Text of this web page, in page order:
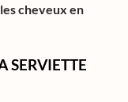
cheveux en
SERVIETTE